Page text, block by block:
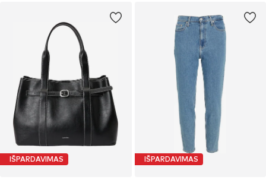
IŠPARDAVIMAS IŠPARDAVIMAS